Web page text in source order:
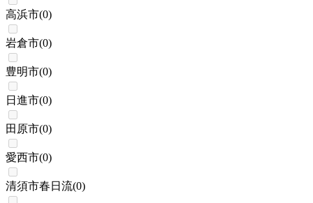
高浜市(0)
岩倉市(0)
豊明市(0)
日進市(0)
田原市(0)
愛西市(0)
清須市春日流(0)